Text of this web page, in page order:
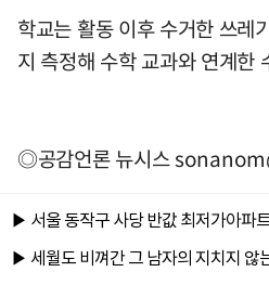
학교는 활동 이후 수거한 쓰레
지 측정해 수학 교과와 연계한
◎공감언론 뉴시스